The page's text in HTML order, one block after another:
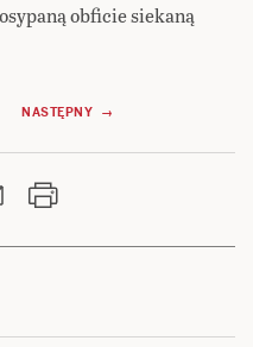
obficie siekaną
NASTĘPNY →